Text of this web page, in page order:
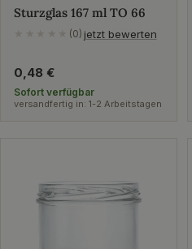
Sturzglas 167 ml TO 66
(0) jetzt bewerten
Regulärer
Preis
0,48 €
Sofort verfügbar
versandfertig in: 1-2 Arbeitstagen